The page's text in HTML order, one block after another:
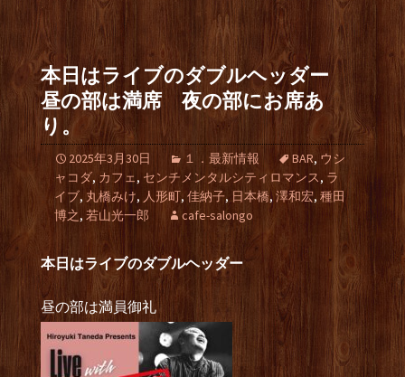
本日はライブのダブルヘッダー
昼の部は満席 夜の部にお席あ
り。
2025年3月30日 １．最新情報 BAR, ウシ
ャコダ,カフェ, センチメンタルシティロマンス, ラ
イブ, 丸橋みけ, 人形町, 佳納子, 日本橋,澤和宏, 種田
博之, 若山光一郎 cafe-salongo
本日はライブのダブルヘッダー
昼の部は満員御礼